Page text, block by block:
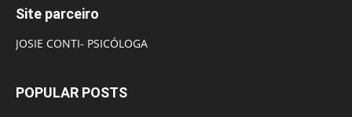
Site parceiro
JOSIE CONTI- PSICÓLOGA
POPULAR POSTS